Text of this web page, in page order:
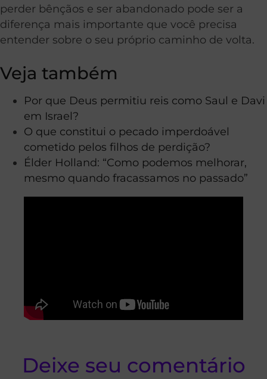
perder bênçãos e ser abandonado pode ser a
diferença mais importante que você precisa
entender sobre o seu próprio caminho de volta.
Veja também
Por que Deus permitiu reis como Saul e Davi
em Israel?
O que constitui o pecado imperdoável
cometido pelos filhos de perdição?
Élder Holland: “Como podemos melhorar,
mesmo quando fracassamos no passado”
Deixe seu comentário